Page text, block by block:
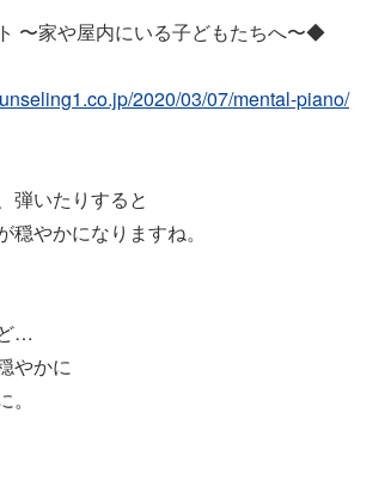
〜家や屋内にいる子どもたちへ〜◆
2020/03/07/mental-piano/
弾いたりすると
穏やかになりますね。
…
やかに